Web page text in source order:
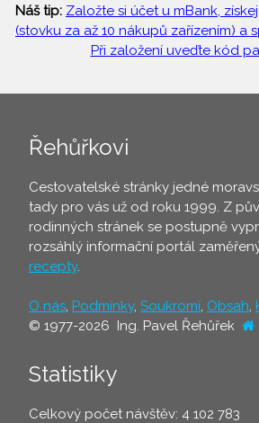
Náš tip: Založte si účet u mBank,
(stovku za až 10 nákupů zařízením) a
Při založení uveďte kód
Řehůřkovi
Cestovatelské stránky jedné
tady pro vás už od roku 1999. Z
rodinných stránek se postupně
rozsáhlý informační portál
recepty.
O nás, Podmínky, Soukromí, Obsah,
© 1977-2026 Ing. Pavel Řehůřek
Statistiky
Celkový počet návštěv: 4 102 783